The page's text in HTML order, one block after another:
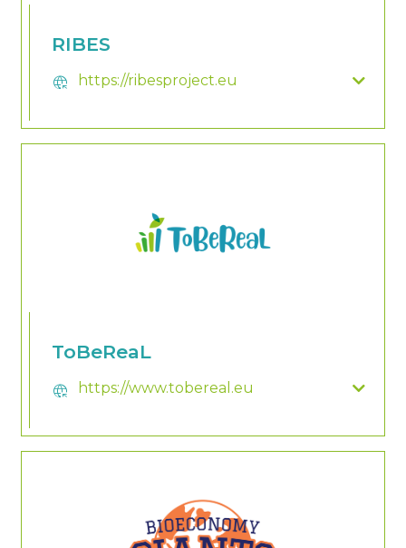
RIBES
captive_portal https://ribesproject.eu
ToBeReaL
captive_portal https://www.tobereal.eu